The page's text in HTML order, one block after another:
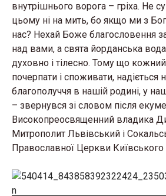
внутрішнього ворога – гріха. Не
цьому ні на мить, бо якщо ми з
нас? Нехай Боже благословення
над вами, а свята йорданська
духовно і тілесно. Тому що
почерпати і споживати, надіється
благополуччя в нашій родині, у
– звернувся зі словом після
Високопреосвященний владика
Митрополит Львівський і
Православної Церкви Київського